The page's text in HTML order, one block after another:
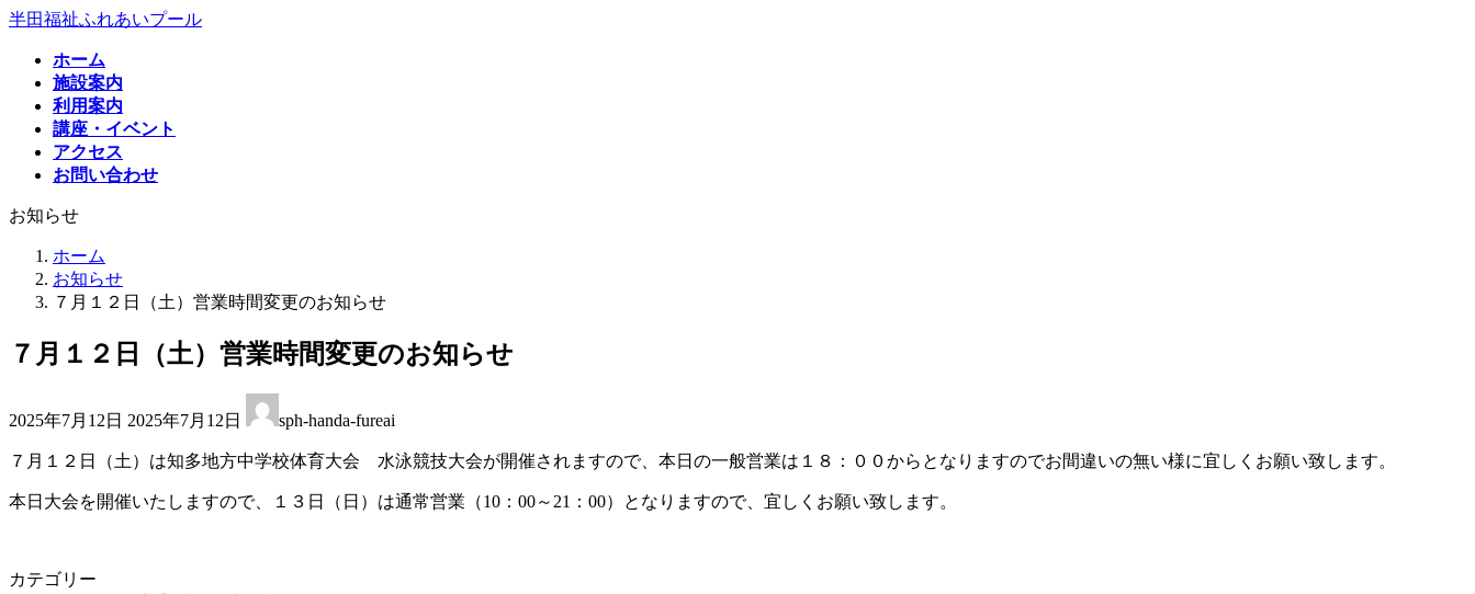
コ
プ
ナ
動
半田福祉ふれあいプール
ホーム
施設案内
利用案内
講座・イベント
アクセス
お問い合わせ
お知らせ
ホーム
お知らせ
７月１２日（土）営業時間変更のお知らせ
７月１２日（土）営業時間変更のお知らせ
2025年7月12日 終
新
日
2025年7月12日 sph-handa-fureai
７月１２日（土）は知多地方中学校体育大会 水泳競技大会が開催されますので、本日の一般営業は１８：００からとなりますのでお間違いの無い様に宜しくお願い致します。
本日大会を開催いたしますので、１３日（日）は通常営業（10：00～21：00）となりますので、宜しくお願い致します。
カテゴリー